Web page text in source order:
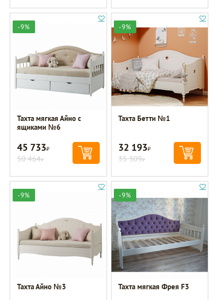
-9%
Тахта мягкая Айно с
ящиками №6
45 733Р
50 464Р
-9%
Тахта Бетти №1
32 193Р
35 309Р
-9%
Тахта Айно №3
-9%
Тахта мягкая Фрея F3